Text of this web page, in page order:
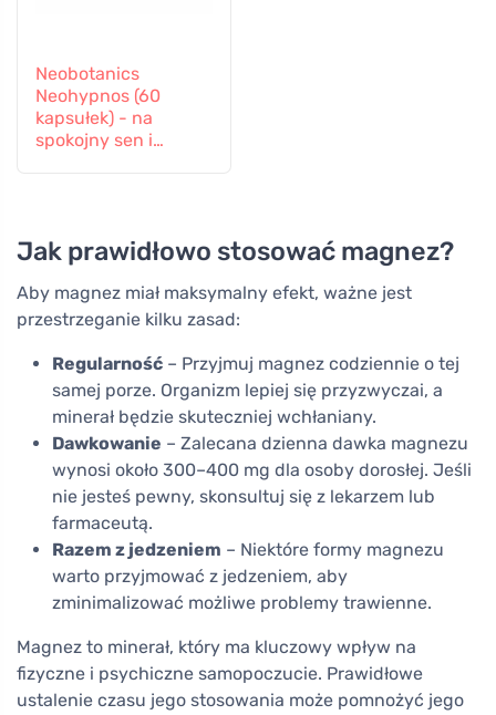
Neobotanics
Neohypnos (60
kapsułek) - na
spokojny sen i
Jak prawidłowo stosować magnez?
Aby magnez miał maksymalny efekt, ważne jest
przestrzeganie kilku zasad:
Regularność – Przyjmuj magnez codziennie o tej
samej porze. Organizm lepiej się przyzwyczai, a
minerał będzie skuteczniej wchłaniany.
Dawkowanie – Zalecana dzienna dawka magnezu
wynosi około 300–400 mg dla osoby dorosłej. Jeśli
nie jesteś pewny, skonsultuj się z lekarzem lub
farmaceutą.
Razem z jedzeniem – Niektóre formy magnezu
warto przyjmować z jedzeniem, aby
zminimalizować możliwe problemy trawienne.
Magnez to minerał, który ma kluczowy wpływ na
fizyczne i psychiczne samopoczucie. Prawidłowe
ustalenie czasu jego stosowania może pomnożyć jego